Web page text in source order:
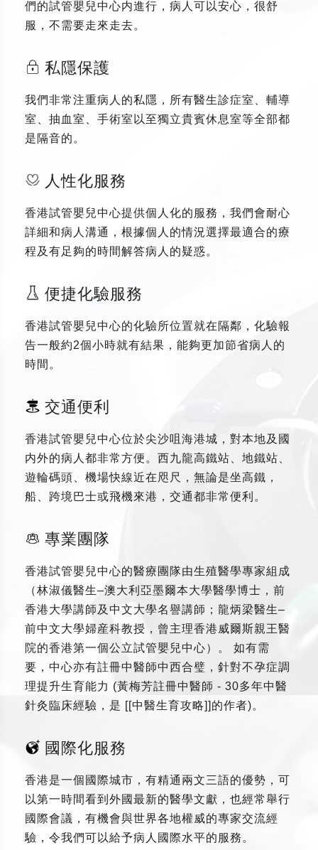
們的試管嬰兒中心内進行，病人可以安心，很舒
服，不需要走來走去。
私隱保護
我們非常注重病人的私隱，所有醫生診症室、輔導
室、抽血室、手術室以至獨立貴賓休息室等全部都
是隔音的。
人性化服務
香港試管嬰兒中心提供個人化的服務，我們會耐心
詳細和病人溝通，根據個人的情況選擇最適合的療
程及有足夠的時間解答病人的疑惑。
便捷化驗服務
香港試管嬰兒中心的化驗所位置就在隔鄰，化驗報
告一般約2個小時就有結果，能夠更加節省病人的
時間。
交通便利
香港試管嬰兒中心位於尖沙咀海港城，對本地及國
内外的病人都非常方便。西九龍高鐵站、地鐵站、
遊輪碼頭、機場快線近在咫尺，無論是坐高鐵，
船、跨境巴士或飛機來港，交通都非常便利。
專業團隊
香港試管嬰兒中心的醫療團隊由生殖醫學專家組成
（林淑儀醫生–澳大利亞墨爾本大學醫學博士，前
香港大學講師及中文大學名譽講師；龍炳梁醫生–
前中文大學婦産科教授，曾主理香港威爾斯親王醫
院的香港第一個公立試管嬰兒中心）。 如有需
要，中心亦有註冊中醫師中西合璧，針對不孕症調
理提升生育能力 (黃梅芳註冊中醫師 - 30多年中醫
針灸臨床經驗，是 [[中醫生育攻略]]的作者)。
國際化服務
香港是一個國際城市，有精通兩文三語的優勢，可
以第一時間看到外國最新的醫學文獻，也經常舉行
國際會議，有機會與世界各地權威的專家交流經
驗，令我們可以給予病人國際水平的服務。